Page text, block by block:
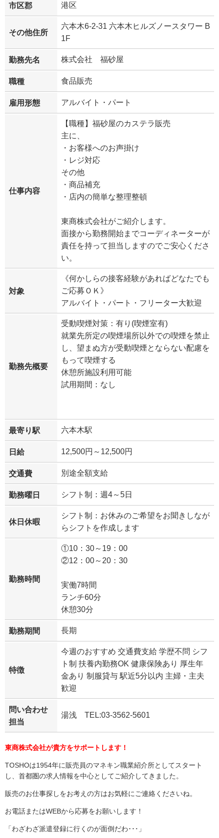
市区郡 港区
その他住所
六本木6-2-31 六本木ヒルズノースタワー B
1F
勤務先名 株式会社 福砂屋
職種 食品販売
雇用形態 アルバイト・パート
仕事内容
【職種】福砂屋のカステラ販売
主に、
・お客様へのお声掛け
・レジ対応
その他
・商品補充
・店内の簡単な整理整頓
東商株式会社がご紹介します。
面接から勤務開始までコーディネーターが
責任を持って担当しますのでご安心くださ
い。
対象
《何かしらの接客経験があればどなたでも
ご応募ＯＫ》
アルバイト・パート・フリーター大歓迎
勤務先概要
受動喫煙対策：有り(喫煙室有)
就業先所定の喫煙場所以外での喫煙を禁止
し、望まぬ方が受動喫煙とならない配慮を
もって喫煙する
休憩所施設利用可能
試用期間：なし
最寄り駅 六本木駅
日給 12,500円～12,500円
交通費 別途全額支給
勤務曜日 シフト制：週4～5日
休日休暇
シフト制：お休みのご希望をお聞きしなが
らシフトを作成します
勤務時間
①10：30～19：00
②12：00～20：30
実働7時間
ランチ60分
休憩30分
勤務期間 長期
特徴
今週のおすすめ 交通費支給 学歴不問 シフ
ト制 扶養内勤務OK 健康保険あり 厚生年
金あり 制服貸与 駅近5分以内 主婦・主夫
歓迎
問い合わせ
担当
湯浅 TEL:03-3562-5601
東商株式会社が貴方をサポートします！
TOSHOは1954年に販売員のマネキン職業紹介所としてスタート
し、首都圏の求人情報を中心としてご紹介してきました。
販売のお仕事探しをお考えの方はお気軽にご連絡くださいね。
お電話またはWEBから応募をお願いします！
「わざわざ派遣登録に行くのが面倒だわ･･･」